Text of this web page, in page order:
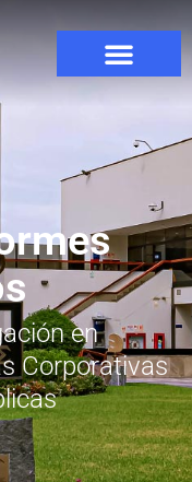
en
Corporativas